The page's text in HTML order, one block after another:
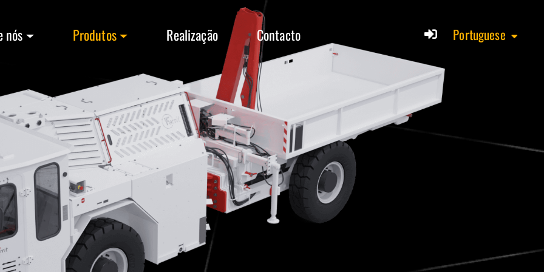
nós Produtos Realização Contacto Portuguese